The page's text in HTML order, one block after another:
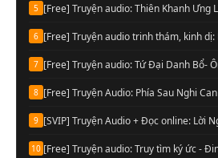
5
6
7 [Free] Truyện audio: Tứ Đại Danh Bổ-
8
9
10 [Free] Truyện audio: Truy tìm ký ức -